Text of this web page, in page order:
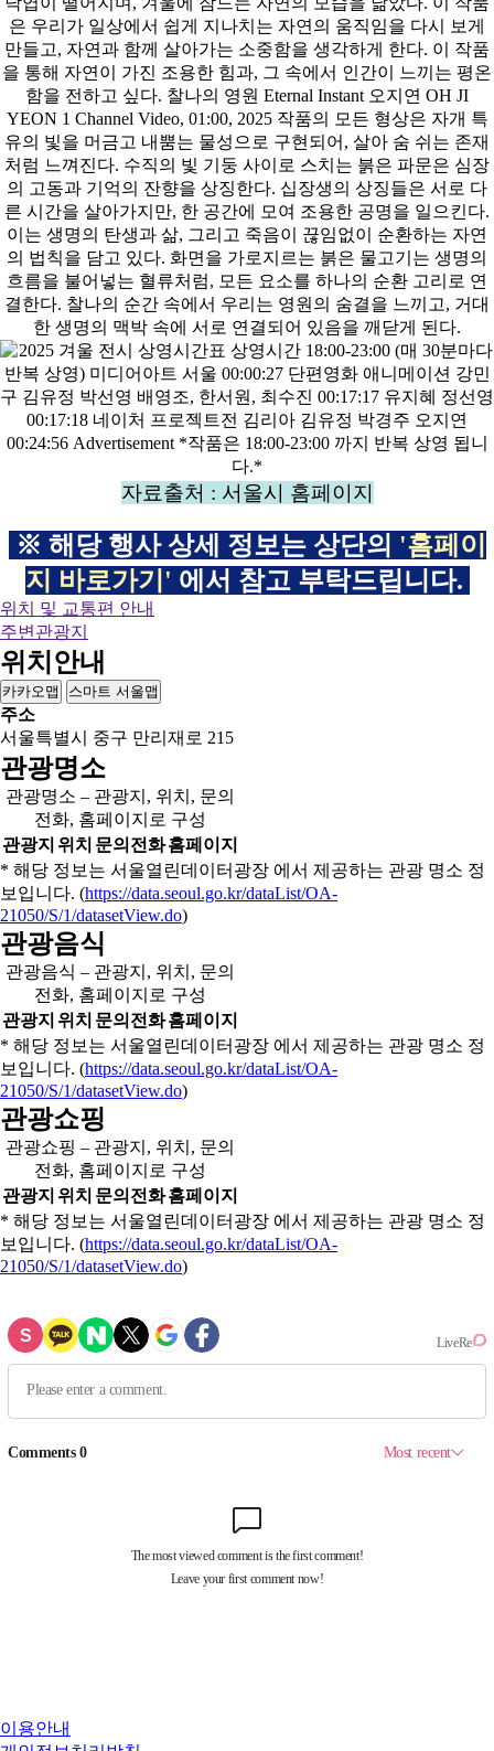
자료출처 : 서울시 홈페이지
※ 해당 행사 상세 정보는 상단의 '홈페이
지 바로가기' 에서 참고 부탁드립니다.
위치 및 교통편 안내
주변관광지
위치안내
카카오맵 스마트 서울맵
주소
서울특별시 중구 만리재로 215
관광명소
관광명소 – 관광지, 위치, 문의
전화, 홈페이지로 구성
관광지 위치 문의전화홈페이지
* 해당 정보는 서울열린데이터광장 에서 제공하는 관광 명소 정
보입니다. (https://data.seoul.go.kr/dataList/OA-
21050/S/1/datasetView.do)
관광음식
관광음식 – 관광지, 위치, 문의
전화, 홈페이지로 구성
관광지 위치 문의전화홈페이지
* 해당 정보는 서울열린데이터광장 에서 제공하는 관광 명소 정
보입니다. (https://data.seoul.go.kr/dataList/OA-
21050/S/1/datasetView.do)
관광쇼핑
관광쇼핑 – 관광지, 위치, 문의
전화, 홈페이지로 구성
관광지 위치 문의전화홈페이지
* 해당 정보는 서울열린데이터광장 에서 제공하는 관광 명소 정
보입니다. (https://data.seoul.go.kr/dataList/OA-
21050/S/1/datasetView.do)
이용안내